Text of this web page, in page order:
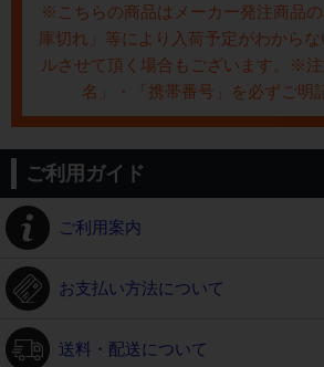
※こちらの商品はメーカー発注商品
庫切れ」等により入荷予定がわから
ルさせて頂く場合もございます。※
名」・「携帯番号」を必ずご明
ご利用ガイド
ご利用案内
お支払い方法について
送料・配送について